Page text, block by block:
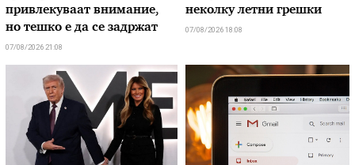
привлекуваат внимание,
но тешко е да се задржат
07/08/2026 21:08
неколку летни грешки
07/08/2026 18:08